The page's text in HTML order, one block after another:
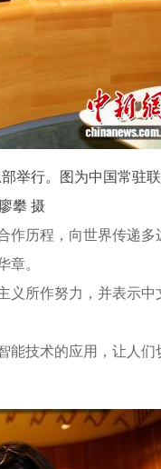
行。图为中国常驻
攀 摄
历程，向世界传递多
章。
所作努力，并表示中
技术的应用，让人们